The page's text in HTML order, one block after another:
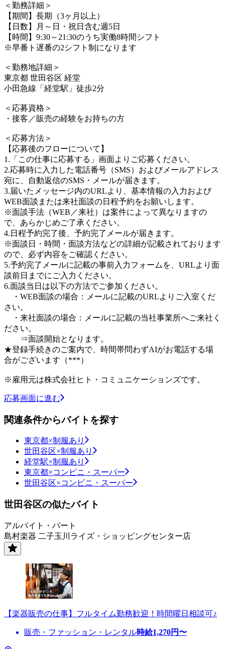
＜勤務詳細＞
【期間】長期（3ヶ月以上）
【日数】月～日・祝日含む週5日
【時間】9:30～21:30のうち実働8時間シフト
※早番ト遅番の2シフト制になります
＜勤務地詳細＞
東京都 世田谷区 経堂
小田急線「経堂駅」徒歩2分
＜応募資格＞
・接客／販売の経験をお持ちの方
＜応募方法＞
【応募後のフローについて】
1.「この仕事に応募する」画面よりご応募ください。
2.応募時に入力した電話番号（SMS）およびメールアドレス
宛に、自動返信のSMS・メールが届きます。
3.届いたメッセージ内のURLより、基本情報の入力および
WEB面談または来社面談の日程予約をお願いします。
※面談手法（WEB／来社）は案件によって異なりますの
で、あらかじめご了承ください。
4.日程予約完了後、予約完了メールが届きます。
※面談日・時間・面談方法などの詳細が記載されております
ので、必ず内容をご確認ください。
5.予約完了メールに記載の事前入力フォームを、URLより面
談前日までにご入力ください。
6.面談当日は以下の方法でご参加ください。
・WEB面談の場合：メールに記載のURLよりご入室くだ
さい。
・来社面談の場合：メールに記載の当社事業所へご来社く
ださい。
⇒面談開始となります。
★登録手続きのご案内で、時間帯問わずAIがお電話する場
合がございます（***）
※雇用元は株式会社ヒト・コミュニケーションズです。
応募画面に進む
関連条件からバイトを探す
東京都×制服あり
世田谷区×制服あり
経堂駅×制服あり
東京都×コンビニ・スーパー
世田谷区×コンビニ・スーパー
世田谷区の似たバイト
アルバイト・パート
島村楽器 二子玉川ライズ・ショッピングセンター店
【楽器販売の仕事】フルタイム勤務歓迎！時間曜日相談可♪
販売・ファッション・レンタル時給1,270円〜